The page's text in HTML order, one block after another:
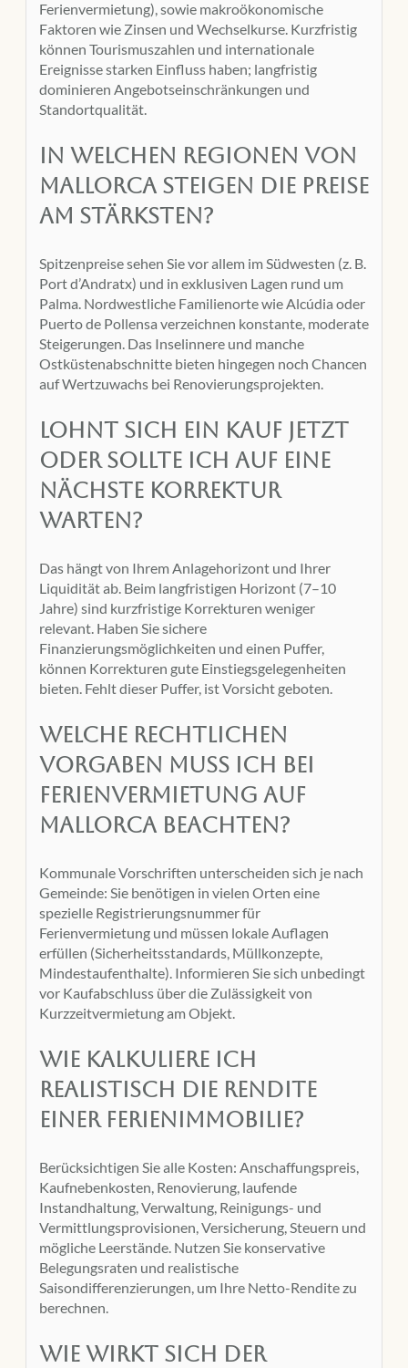
Ferienvermietung), sowie makroökonomische
Faktoren wie Zinsen und Wechselkurse. Kurzfristig
können Tourismuszahlen und internationale
Ereignisse starken Einfluss haben; langfristig
dominieren Angebotseinschränkungen und
Standortqualität.
In welchen Regionen von
Mallorca steigen die Preise
am stärksten?
Spitzenpreise sehen Sie vor allem im Südwesten (z. B.
Port d’Andratx) und in exklusiven Lagen rund um
Palma. Nordwestliche Familienorte wie Alcúdia oder
Puerto de Pollensa verzeichnen konstante, moderate
Steigerungen. Das Inselinnere und manche
Ostküstenabschnitte bieten hingegen noch Chancen
auf Wertzuwachs bei Renovierungsprojekten.
Lohnt sich ein Kauf jetzt
oder sollte ich auf eine
nächste Korrektur
warten?
Das hängt von Ihrem Anlagehorizont und Ihrer
Liquidität ab. Beim langfristigen Horizont (7–10
Jahre) sind kurzfristige Korrekturen weniger
relevant. Haben Sie sichere
Finanzierungsmöglichkeiten und einen Puffer,
können Korrekturen gute Einstiegsgelegenheiten
bieten. Fehlt dieser Puffer, ist Vorsicht geboten.
Welche rechtlichen
Vorgaben muss ich bei
Ferienvermietung auf
Mallorca beachten?
Kommunale Vorschriften unterscheiden sich je nach
Gemeinde: Sie benötigen in vielen Orten eine
spezielle Registrierungsnummer für
Ferienvermietung und müssen lokale Auflagen
erfüllen (Sicherheitsstandards, Müllkonzepte,
Mindestaufenthalte). Informieren Sie sich unbedingt
vor Kaufabschluss über die Zulässigkeit von
Kurzzeitvermietung am Objekt.
Wie kalkuliere ich
realistisch die Rendite
einer Ferienimmobilie?
Berücksichtigen Sie alle Kosten: Anschaffungspreis,
Kaufnebenkosten, Renovierung, laufende
Instandhaltung, Verwaltung, Reinigungs- und
Vermittlungsprovisionen, Versicherung, Steuern und
mögliche Leerstände. Nutzen Sie konservative
Belegungsraten und realistische
Saisondifferenzierungen, um Ihre Netto-Rendite zu
berechnen.
Wie wirkt sich der